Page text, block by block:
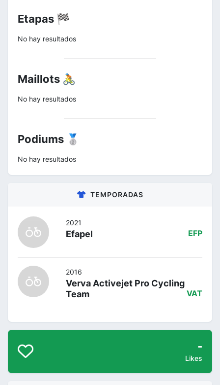
Etapas 🏁
No hay resultados
Maillots 🚴
No hay resultados
Podiums 🥈
No hay resultados
TEMPORADAS
2021
Efapel EFP
2016
Verva Activejet Pro Cycling
Team
VAT
-
Likes